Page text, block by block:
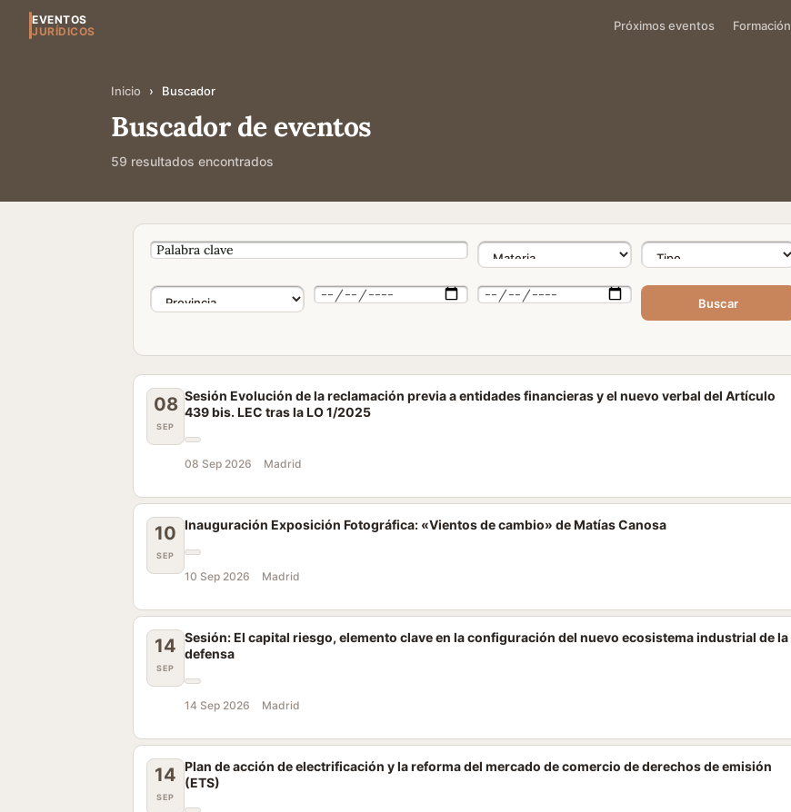
EVENTOS
JURÍDICOS
Próximos eventos Formación
Inicio › Buscador
Buscador de eventos
59 resultados encontrados
Buscar
08
SEP
Sesión Evolución de la reclamación previa a entidades financieras y el nuevo verbal del Artículo
439 bis. LEC tras la LO 1/2025
08 Sep 2026 Madrid
10
SEP
Inauguración Exposición Fotográfica: «Vientos de cambio» de Matías Canosa
10 Sep 2026 Madrid
14
SEP
Sesión: El capital riesgo, elemento clave en la configuración del nuevo ecosistema industrial de la
defensa
14 Sep 2026 Madrid
14
SEP
Plan de acción de electrificación y la reforma del mercado de comercio de derechos de emisión
(ETS)